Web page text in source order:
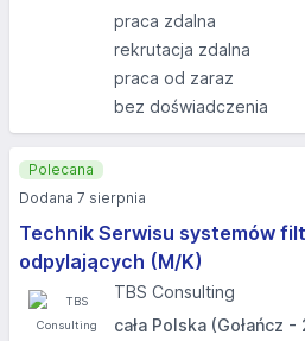
praca zdalna
rekrutacja zdalna
praca od zaraz
bez doświadczenia
Technik Serwisu systemów
odpylających (M/K)
TBS Consulting
cała Polska (Gołańcz -
Polecana
Dodana 7 sierpnia